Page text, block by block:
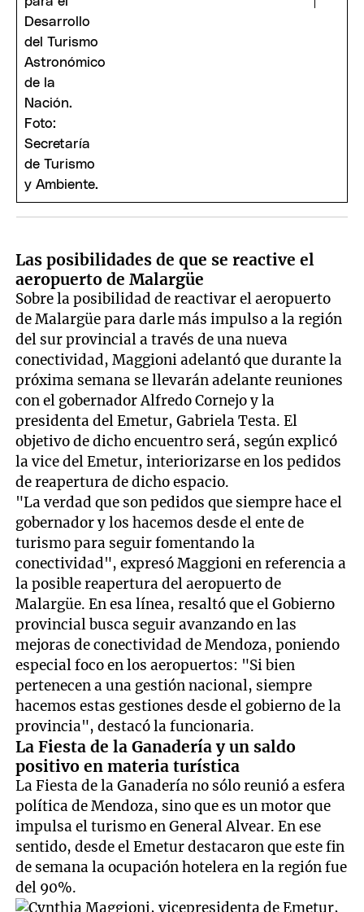
Las posibilidades de que se reactive el
aeropuerto de Malargüe
Sobre la posibilidad de reactivar el aeropuerto
de Malargüe para darle más impulso a la región
del sur provincial a través de una nueva
conectividad, Maggioni adelantó que durante la
próxima semana se llevarán adelante reuniones
con el gobernador Alfredo Cornejo y la
presidenta del Emetur, Gabriela Testa. El
objetivo de dicho encuentro será, según explicó
la vice del Emetur, interiorizarse en los pedidos
de reapertura de dicho espacio.
"La verdad que son pedidos que siempre hace el
gobernador y los hacemos desde el ente de
turismo para seguir fomentando la
conectividad", expresó Maggioni en referencia a
la posible reapertura del aeropuerto de
Malargüe. En esa línea, resaltó que el Gobierno
provincial busca seguir avanzando en las
mejoras de conectividad de Mendoza, poniendo
especial foco en los aeropuertos: "Si bien
pertenecen a una gestión nacional, siempre
hacemos estas gestiones desde el gobierno de la
provincia", destacó la funcionaria.
La Fiesta de la Ganadería y un saldo
positivo en materia turística
La Fiesta de la Ganadería no sólo reunió a esfera
política de Mendoza, sino que es un motor que
impulsa el turismo en General Alvear. En ese
sentido, desde el Emetur destacaron que este fin
de semana la ocupación hotelera en la región fue
del 90%.